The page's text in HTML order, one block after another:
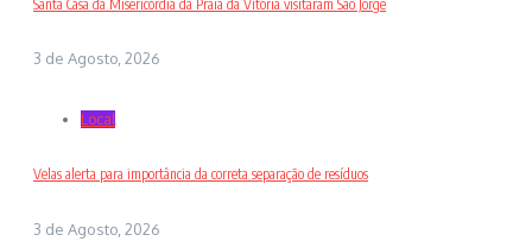
Santa Casa da Misericórdia da Praia da Vitória visitaram São Jorge
3 de Agosto, 2026
Local
Velas alerta para importância da correta separação de resíduos
3 de Agosto, 2026